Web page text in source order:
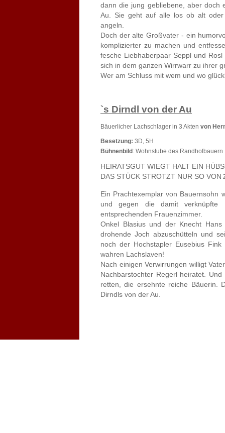
dann die jung gebliebene, aber doch
Au. Sie geht auf alle los ob alt oder
angeln.
Doch der alte Großvater - ein
komplizierter zu machen und
fesche Liebhaberpaar Seppl und
sich in dem ganzen Wirrwarr zu ihrer
Wer am Schluss mit wem und wo
`s Dirndl von der Au
Bäuerlicher Lachschlager in 3 Akten von
Besetzung: 3D, 5H
Bühnenbild : Wohnstube des Randhofbauern
HEIRATSGUT WIEGT HALT EIN
DAS STÜCK STROTZT NUR SO VON
Ein Prachtexemplar von Bauernsohn
und gegen die damit verknüpfte
entsprechenden Frauenzimmer.
Onkel Blasius und der Knecht
drohende Joch abzuschütteln und
noch der Hochstapler Eusebius
wahren Lachslaven!
Nach einigen Verwirrungen willigt
Nachbarstochter Regerl heiratet.
retten, die ersehnte reiche Bäuerin.
Dirndls von der Au.